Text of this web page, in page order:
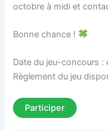
octobre à midi et
Bonne chance !
Date du jeu-concours :
Règlement du jeu
Participer